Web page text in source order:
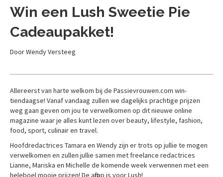
Win een Lush Sweetie Pie
Cadeaupakket!
Door Wendy Versteeg
Allereerst van harte welkom bij de Passievrouwen.com win-
tiendaagse! Vanaf vandaag zullen we dagelijks prachtige prijzen
weg gaan geven om jou te verwelkomen op dit nieuwe online
magazine waar je alles kunt lezen over beauty, lifestyle, fashion,
food, sport, culinair en travel.
Hoofdredactrices Tamara en Wendy zijn er trots op jullie te mogen
verwelkomen en zullen jullie samen met freelance redactrices
Lianne, Mariska en Michelle de komende week verwennen met een
heleboel mooie prijzen! De aftrap is voor Lush!